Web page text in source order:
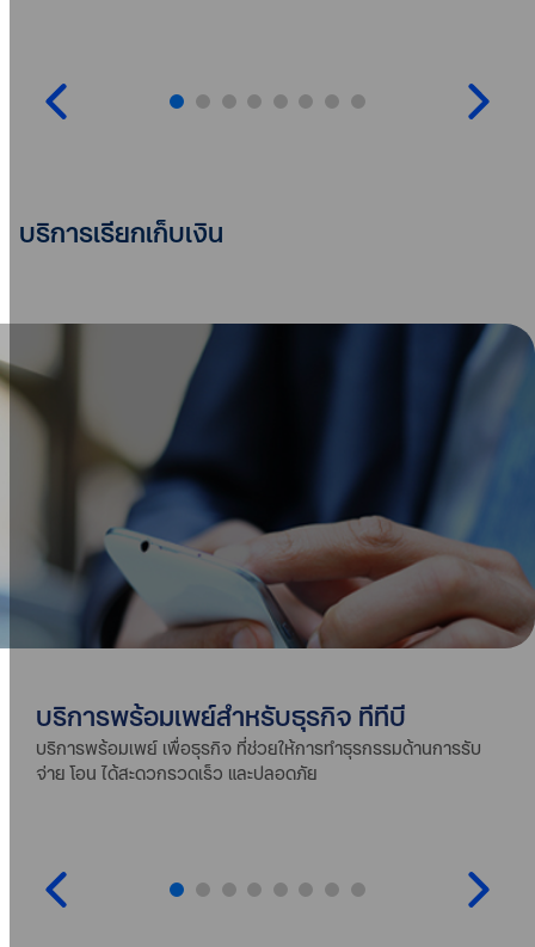
บริการเรียกเก็บเงิน
บริการพร้อมเพย์สำหรับธุรกิจ ทีทีบี
บริการพร้อมเพย์ เพื่อธุรกิจ ที่ช่วยให้การทำธุรกรรมด้านการรับ
จ่าย โอน ได้สะดวกรวดเร็ว และปลอดภัย